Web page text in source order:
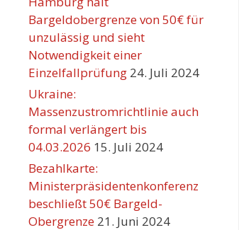
Bargeldobergrenze von 50€ für
unzulässig und sieht
Notwendigkeit einer
Einzelfallprüfung 24. Juli 2024
Ukraine:
Massenzustromrichtlinie auch
formal verlängert bis
04.03.2026 15. Juli 2024
Bezahlkarte:
Ministerpräsidentenkonferenz
beschließt 50€ Bargeld-
Obergrenze 21. Juni 2024